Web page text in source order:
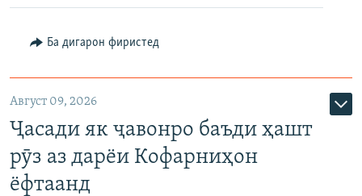
Ба дигарон фиристед
Август 09, 2026
Ҷасади як ҷавонро баъди ҳашт
рӯз аз дарёи Кофарниҳон
ёфтаанд